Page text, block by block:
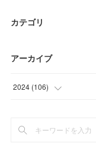
カテゴリ
アーカイブ
2024 (106)
(